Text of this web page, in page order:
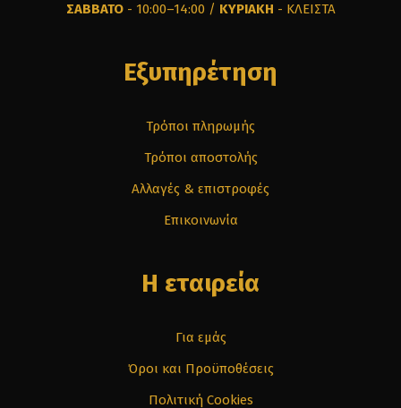
Εξυπηρέτηση
Τρόποι πληρωμής
Τρόποι αποστολής
Αλλαγές & επιστροφές
Επικοινωνία
Η εταιρεία
Για εμάς
Όροι και Προϋποθέσεις
Πολιτική Cookies
ΣΑΒΒΑΤΟ- 10:00–14:00 / ΚΥΡΙΑΚΗ - ΚΛΕΙΣΤΑ